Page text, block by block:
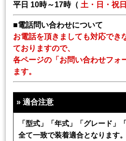
平日 10時～17時（ 土・日・祝
■電話問い合わせについて
お電話を頂きましても対応でき
ておりますので、
各ページの「お問い合わせフォ
ます。
»適合注意
「型式」「年式」「グレード」
全て一致で装着適合となります。